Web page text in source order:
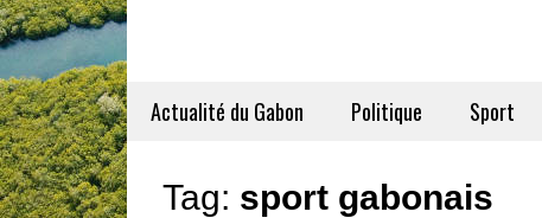
Actualité du Gabon Politique Sport
Tag: sport gabonais